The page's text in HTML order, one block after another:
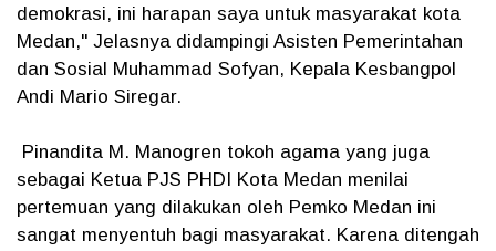
demokrasi, ini harapan saya untuk masyarakat kota
Medan," Jelasnya didampingi Asisten Pemerintahan
dan Sosial Muhammad Sofyan, Kepala Kesbangpol
Andi Mario Siregar.
Pinandita M. Manogren tokoh agama yang juga
sebagai Ketua PJS PHDI Kota Medan menilai
pertemuan yang dilakukan oleh Pemko Medan ini
sangat menyentuh bagi masyarakat. Karena ditengah